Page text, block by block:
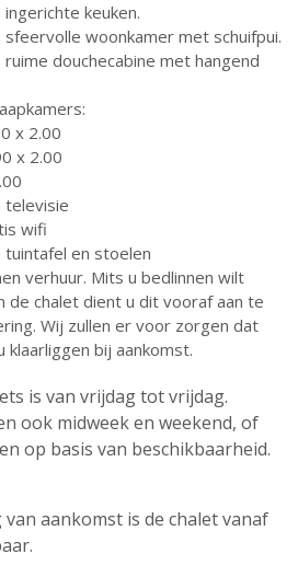
keuken.
woonkamer met schuifpui.
douchecabine met hangend
x 2.00
x 2.00
televisie
wifi
tuintafel en stoelen
verhuur. Mits u bedlinnen wilt
de chalet dient u dit vooraf aan te
Wij zullen er voor zorgen dat
bij aankomst.
is van vrijdag tot vrijdag.
ook midweek en weekend, of
op basis van beschikbaarheid.
aankomst is de chalet vanaf